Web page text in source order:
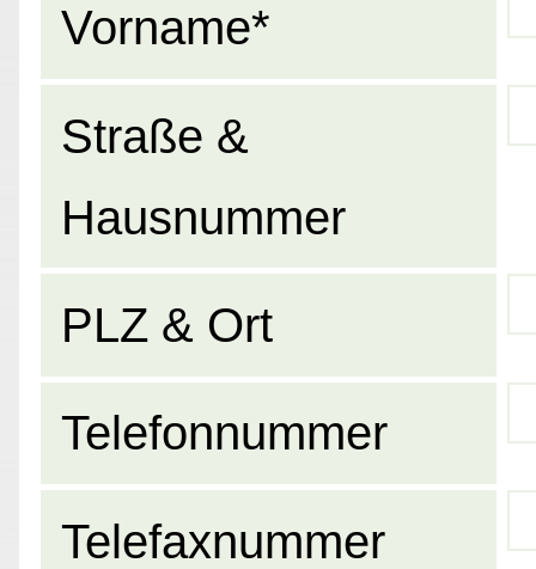
Vorname*
Straße &
Hausnummer
PLZ & Ort
Telefonnummer
Telefaxnummer